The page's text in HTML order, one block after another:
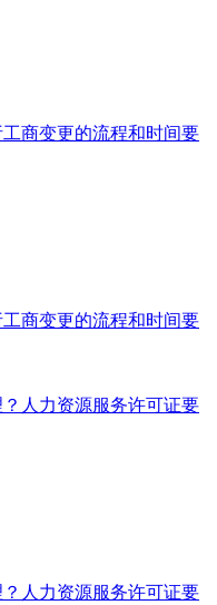
商变更的流程和时间要
商变更的流程和时间要
人力资源服务许可证要
人力资源服务许可证要